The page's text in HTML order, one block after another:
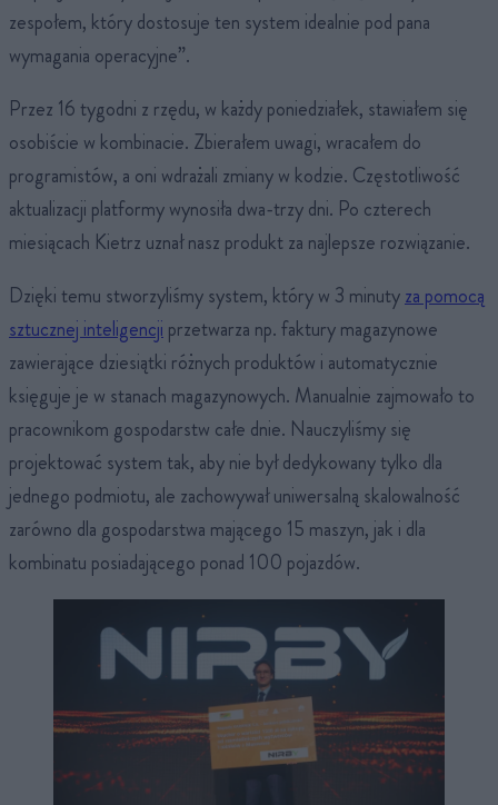
zespołem, który dostosuje ten system idealnie pod pana
wymagania operacyjne”.
Przez 16 tygodni z rzędu, w każdy poniedziałek, stawiałem się
osobiście w kombinacie. Zbierałem uwagi, wracałem do
programistów, a oni wdrażali zmiany w kodzie. Częstotliwość
aktualizacji platformy wynosiła dwa-trzy dni. Po czterech
miesiącach Kietrz uznał nasz produkt za najlepsze rozwiązanie.
Dzięki temu stworzyliśmy system, który w 3 minutyza pomocą
sztucznej inteligencjiprzetwarza np. faktury magazynowe
zawierające dziesiątki różnych produktów i automatycznie
księguje je w stanach magazynowych. Manualnie zajmowało to
pracownikom gospodarstw całe dnie. Nauczyliśmy się
projektować system tak, aby nie był dedykowany tylko dla
jednego podmiotu, ale zachowywał uniwersalną skalowalność
zarówno dla gospodarstwa mającego 15 maszyn, jak i dla
kombinatu posiadającego ponad 100 pojazdów.